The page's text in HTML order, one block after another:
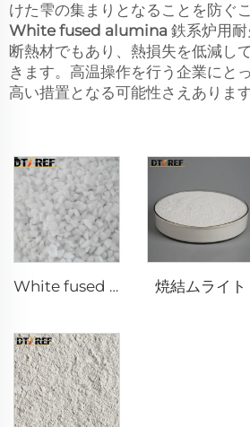
けた雫の集まりとなることを防ぐ
White fused alumina 鉄系炉用
断熱材でもあり、熱損失を低減し
きます。高温操作を行う企業にと
高い措置となる可能性さえあります
White fused alumina 焼結ムライト